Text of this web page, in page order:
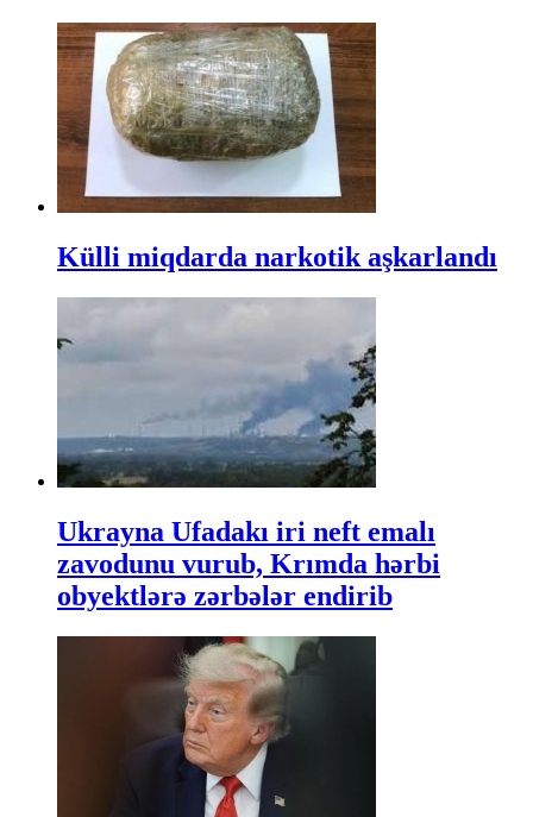
Külli miqdarda narkotik aşkarlandı
Ukrayna Ufadakı iri neft emalı
zavodunu vurub, Krımda hərbi
obyektlərə zərbələr endirib